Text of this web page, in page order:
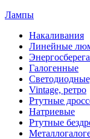
Лампы
Накаливания
Линейные
Галогенные
Vintage, ретро
Ртутные
Натриевые
Ртутные